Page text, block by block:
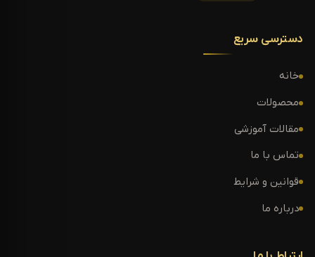
دسترسی سریع
خانه
محصولات
مقالات آموزشی
تماس با ما
قوانین و شرایط
درباره ما